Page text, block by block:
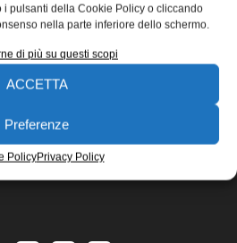
pulsanti della Cookie Policy o cliccando
nella parte inferiore dello schermo.
di più su questi scopi
ACCETTA
Preferenze
PolicyPrivacy Policy